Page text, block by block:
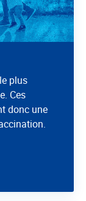
plus
Ces
donc une